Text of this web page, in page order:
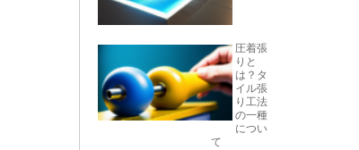
圧着張
りと
は？タ
イル張
り工法
の一種
につい
て